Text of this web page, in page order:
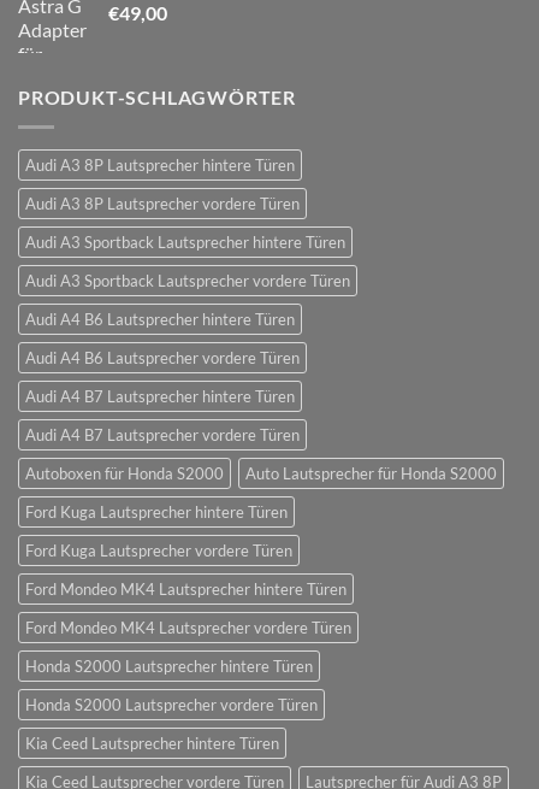
€49,00
PRODUKT-SCHLAGWÖRTER
Audi A3 8P Lautsprecher hintere Türen
Audi A3 8P Lautsprecher vordere Türen
Audi A3 Sportback Lautsprecher hintere Türen
Audi A3 Sportback Lautsprecher vordere Türen
Audi A4 B6 Lautsprecher hintere Türen
Audi A4 B6 Lautsprecher vordere Türen
Audi A4 B7 Lautsprecher hintere Türen
Audi A4 B7 Lautsprecher vordere Türen
Autoboxen für Honda S2000
Auto Lautsprecher für Honda S2000
Ford Kuga Lautsprecher hintere Türen
Ford Kuga Lautsprecher vordere Türen
Ford Mondeo MK4 Lautsprecher hintere Türen
Ford Mondeo MK4 Lautsprecher vordere Türen
Honda S2000 Lautsprecher hintere Türen
Honda S2000 Lautsprecher vordere Türen
Kia Ceed Lautsprecher hintere Türen
Kia Ceed Lautsprecher vordere Türen
Lautsprecher für Audi A3 8P